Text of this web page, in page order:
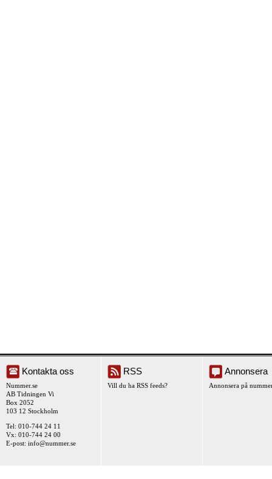
Kontakta oss
Nummer.se
AB Tidningen Vi
Box 2052
103 12 Stockholm
Tel: 010-744 24 11
Vx: 010-744 24 00
E-post: info@nummer.se
RSS
Vill du ha RSS feeds?
Annonsera
Annonsera på